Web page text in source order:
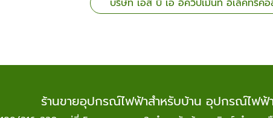
บริษัท เอส บี เอ อีควิปเม้นท์ อีเล็คทริค
ร้านขายอุปกรณ์ไฟฟ้าสำหรับบ้าน อุปกรณ์ไฟฟ้